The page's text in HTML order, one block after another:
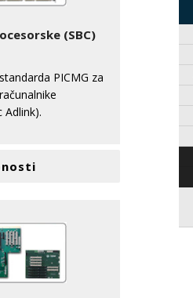
(SBC)
PICMG za
Adlink).